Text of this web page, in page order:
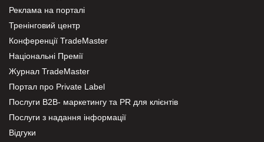
Реклама на порталі
Тренінговий центр
Конференції TradeMaster
Національні Премії
Журнал TradeMaster
Портал про Private Label
Послуги В2В- маркетингу та PR для клієнтів
Послуги з надання інформації
Відгуки